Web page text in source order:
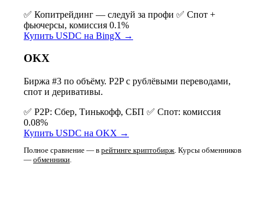
✅ Копитрейдинг — следуй за профи ✅ Спот +
фьючерсы, комиссия 0.1%
Купить USDC на BingX →
OKX
Биржа #3 по объёму. P2P с рублёвыми переводами,
спот и деривативы.
✅ P2P: Сбер, Тинькофф, СБП ✅ Спот: комиссия
0.08%
Купить USDC на OKX →
Полное сравнение — в рейтинге криптобирж. Курсы обменников
— обменники.